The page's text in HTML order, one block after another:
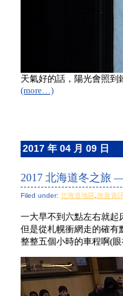
天氣好的話，陽光會照
(more…)
2017 年 04 月 09 日
2017 北海道冬之旅
Filed under: 北海道地區 旅遊資
一大早不到六點左右就起
但是從札幌衝網走的確有
整整五個小時的車程啊(